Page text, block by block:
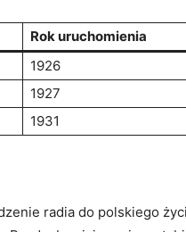
Rok uruchomienia
1926
1927
1931
radia do polskiego